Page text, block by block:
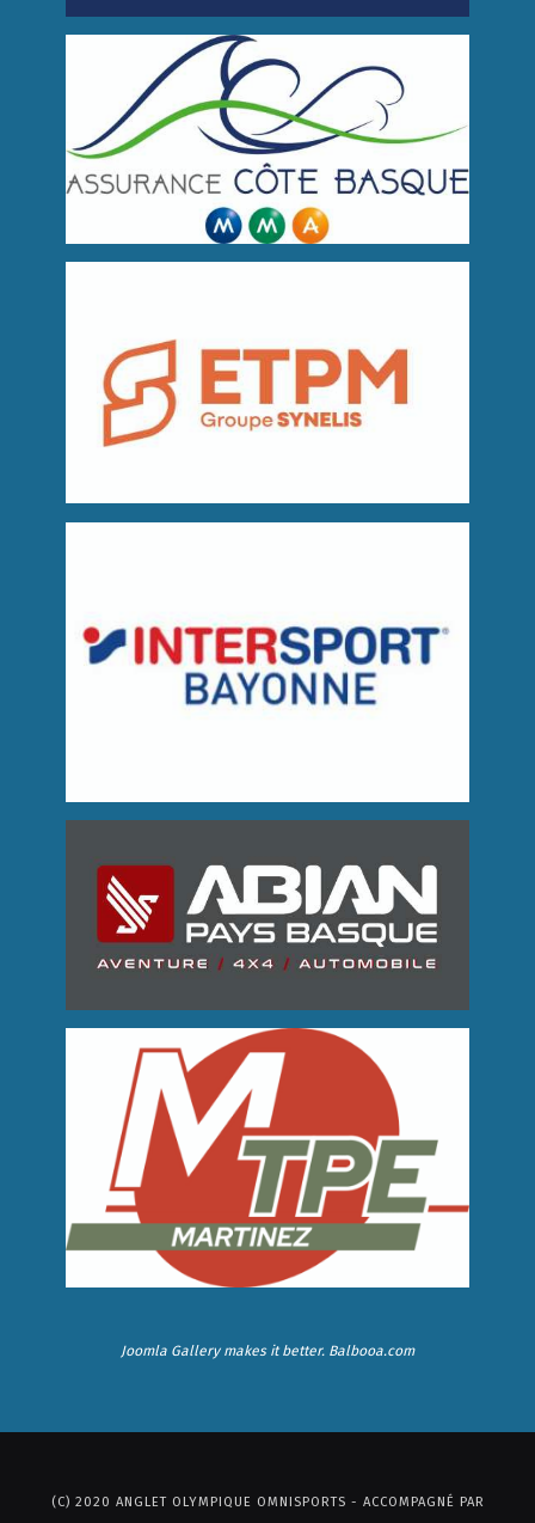
Joomla Gallerymakes it better. Balbooa.com
(C) 2020 ANGLET OLYMPIQUE OMNISPORTS - ACCOMPAGNÉ PAR